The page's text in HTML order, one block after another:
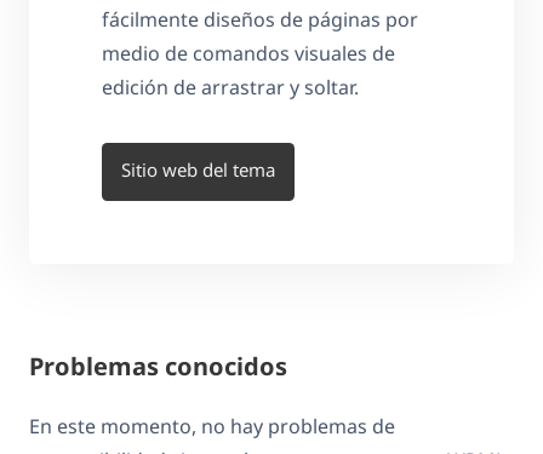
fácilmente diseños de páginas por
medio de comandos visuales de
edición de arrastrar y soltar.
Sitio web del tema
Problemas conocidos
En este momento, no hay problemas de